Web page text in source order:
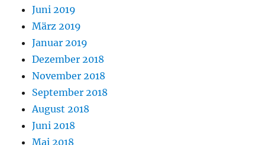
Juni 2019
März 2019
Januar 2019
Dezember 2018
November 2018
September 2018
August 2018
Juni 2018
Mai 2018